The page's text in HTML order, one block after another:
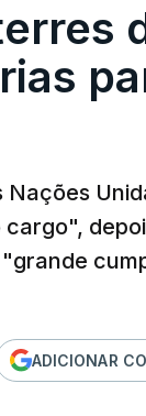
ADICIONAR